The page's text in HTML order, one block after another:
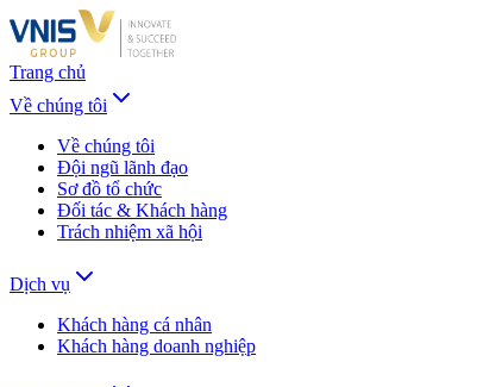
Trang chủ
Về chúng tôi
Về chúng tôi
Đội ngũ lãnh đạo
Sơ đồ tổ chức
Đối tác & Khách hàng
Trách nhiệm xã hội
Dịch vụ
Khách hàng cá nhân
Khách hàng doanh nghiệp